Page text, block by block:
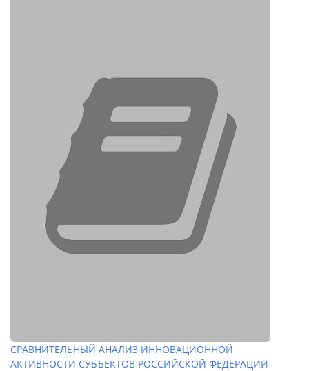
СРАВНИТЕЛЬНЫЙ АНАЛИЗ ИННОВАЦИОННОЙ
АКТИВНОСТИ СУБЪЕКТОВ РОССИЙСКОЙ ФЕДЕРАЦИИ